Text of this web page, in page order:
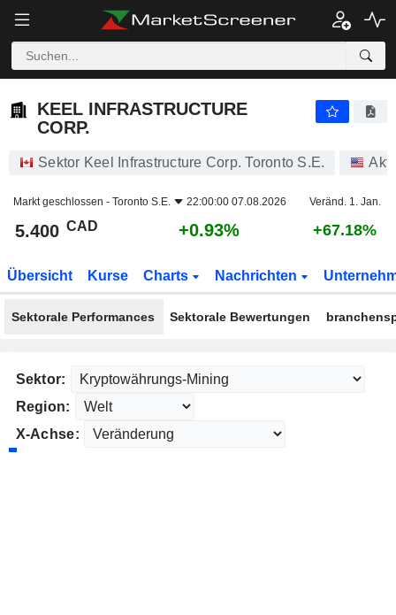
KEEL INFRASTRUCTURE
CORP.
Sektor Keel Infrastructure Corp. Toronto S.E.
Markt geschlossen - Toronto S.E. 22:00:00 07.08.2026 Veränd. 1. Jan.
5.400 CAD +0.93% +67.18%
Übersicht Kurse Charts Nachrichten
Sektorale Performances Sektorale Bewertungen
Sektor:
Region:
X-Achse: